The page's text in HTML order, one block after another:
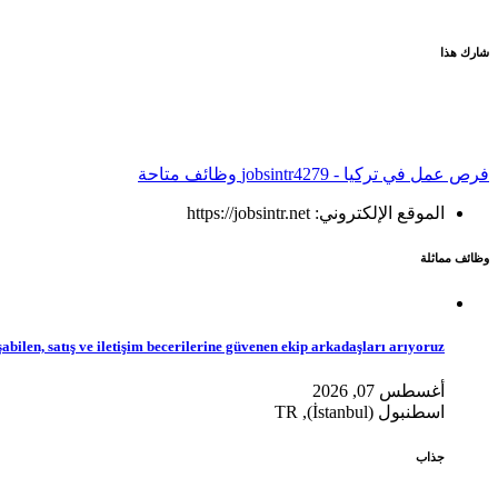
شارك هذا
فرص عمل في تركيا - jobsintr 4279 وظائف متاحة
الموقع الإلكتروني: https://jobsintr.net
وظائف مماثلة
satış ve iletişim becerilerine güvenen ekip arkadaşları arıyoruz
أغسطس 07, 2026
اسطنبول (İstanbul), TR
جذاب